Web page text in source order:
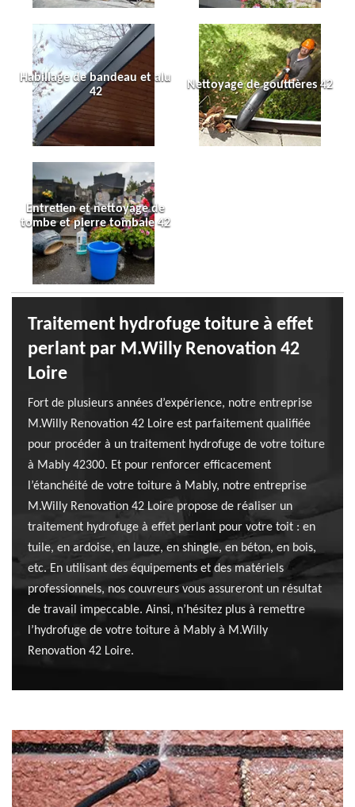
Habillage de bandeau et alu
42
Nettoyage de gouttières 42
Entretien et nettoyage de
tombe et pierre tombale 42
Traitement hydrofuge toiture à effet
perlant par M.Willy Renovation 42
Loire
Fort de plusieurs années d’expérience, notre entreprise
M.Willy Renovation 42 Loire est parfaitement qualifiée
pour procéder à un traitement hydrofuge de votre toiture
à Mably 42300. Et pour renforcer efficacement
l’étanchéité de votre toiture à Mably, notre entreprise
M.Willy Renovation 42 Loire propose de réaliser un
traitement hydrofuge à effet perlant pour votre toit : en
tuile, en ardoise, en lauze, en shingle, en béton, en bois,
etc. En utilisant des équipements et des matériels
professionnels, nos couvreurs vous assureront un résultat
de travail impeccable. Ainsi, n’hésitez plus à remettre
l’hydrofuge de votre toiture à Mably à M.Willy
Renovation 42 Loire.